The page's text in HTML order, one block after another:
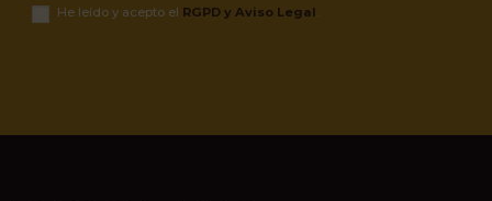
He leído y acepto el RGPD y Aviso Legal